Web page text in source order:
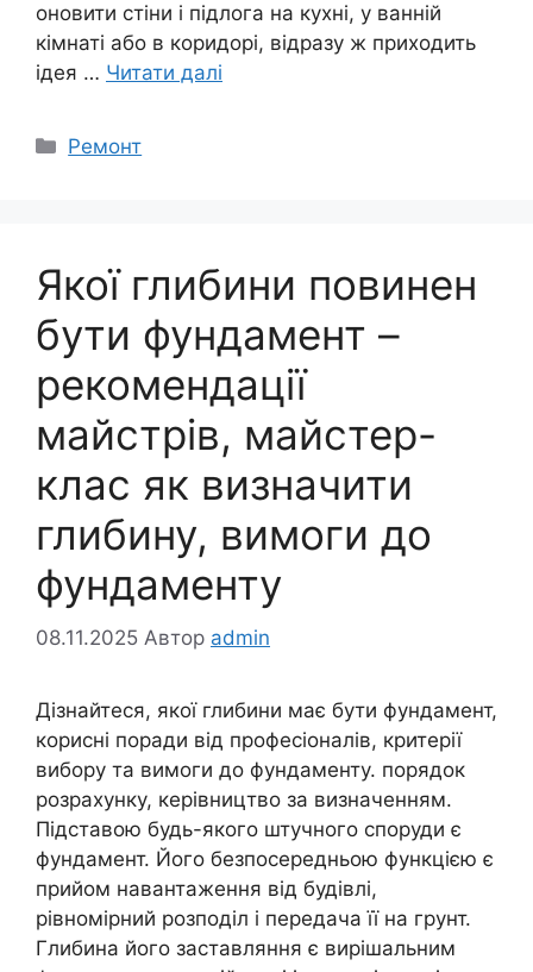
оновити стіни і підлога на кухні, у ванній
кімнаті або в коридорі, відразу ж приходить
ідея … Читати далі
Категорії
Ремонт
Якої глибини повинен
бути фундамент –
рекомендації
майстрів, майстер-
клас як визначити
глибину, вимоги до
фундаменту
08.11.2025 Автор admin
Дізнайтеся, якої глибини має бути фундамент,
корисні поради від професіоналів, критерії
вибору та вимоги до фундаменту. порядок
розрахунку, керівництво за визначенням.
Підставою будь-якого штучного споруди є
фундамент. Його безпосередньою функцією є
прийом навантаження від будівлі,
рівномірний розподіл і передача її на грунт.
Глибина його заставляння є вирішальним